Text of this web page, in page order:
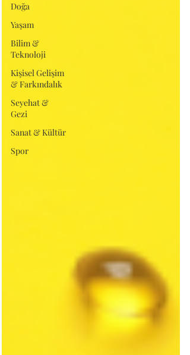
Doğa
Yaşam
Bilim &
Teknoloji
Kişisel Gelişim
& Farkındalık
Seyehat &
Gezi
Sanat & Kültür
Spor